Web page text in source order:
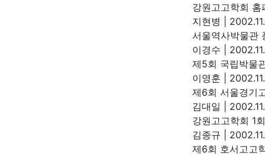
강원고고학회 홈
지현병
서울역사박물관
이경수
제5회 국립박물
이영훈
제6회 서울경기
김대일
강원고고학회 1
김종규
제6회 호서고고